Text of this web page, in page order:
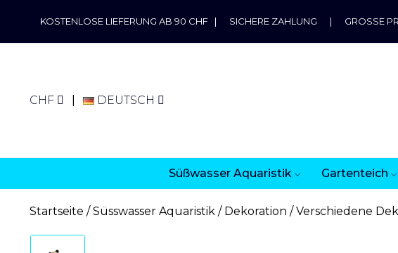
KOSTENLOSE LIEFERUNG AB 90 CHF | SICHERE ZAHLUNG | GROSSE
CHF DEUTSCH
Süßwasser Aquaristik Gartenteich
Startseite Süsswasser Aquaristik Dekoration Verschiedene